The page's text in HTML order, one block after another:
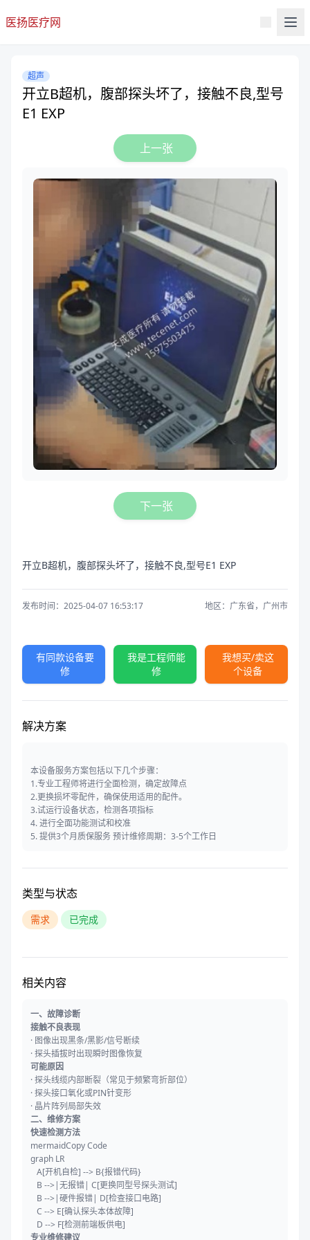
医扬医疗网
超声
开立B超机，腹部探头坏了，接触不良,型号
E1 EXP
上一张
下一张
开立B超机，腹部探头坏了，接触不良,型号E1 EXP
发布时间：2025-04-07 16:53:17 地区：广东省，广州市
有同款设备要
修
我是工程师能
修
我想买/卖这
个设备
解决方案
本设备服务方案包括以下几个步骤：
1.专业工程师将进行全面检测，确定故障点
2.更换损坏零配件，确保使用适用的配件。
3.试运行设备状态，检测各项指标
4. 进行全面功能测试和校准
5. 提供3个月质保服务 预计维修周期：3-5个工作日
类型与状态
需求 已完成
相关内容
一、故障诊断
接触不良表现
· 图像出现黑条/黑影/信号断续
· 探头插拔时出现瞬时图像恢复
可能原因
· 探头线缆内部断裂（常见于频繁弯折部位）
· 探头接口氧化或PIN针变形
· 晶片阵列局部失效
二、维修方案
快速检测方法
mermaidCopy Code
graph LR
A[开机自检] --> B{报错代码}
B -->|无报错| C[更换同型号探头测试]
B -->|硬件报错| D[检查接口电路]
C --> E[确认探头本体故障]
D --> F[检测前端板供电]